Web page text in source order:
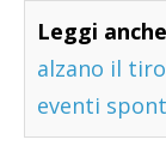
Leggi
alzano il
eventi